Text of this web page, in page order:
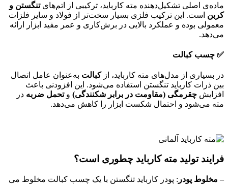
ماده‌ی اصلی تشکیل‌دهنده مته کارباید، ترکیبی از اتم‌هایتنگستن و
کربن است. این ترکیب فلزی بسیار سخت‌تر از فولاد و سایر فلزات
معمولی بوده و عملکرد بالایی در برش‌کاری و عمر مفید ابزار ارائه
می‌دهد.
✅ چسب کبالت
در بسیاری از مدل‌های مته کارباید، از کبالت به‌عنوان عامل اتصال
بین ذرات کارباید تنگستن استفاده می‌شود. این افزودنی باعث
افزایش چقرمگی (مقاومت در برابر شکنندگی) وتحمل ضربه در
مته می‌شود و احتمال شکست ابزار را کاهش می‌دهد.
فرایند تولید مته کارباید چطوری است؟
– مخلوط پودر : پودر کارباید تنگستن با یک چسب کبالت مخلوط می